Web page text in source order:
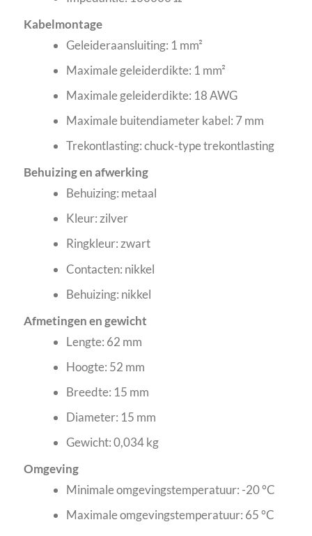
Kabelmontage
Geleideraansluiting: 1 mm²
Maximale geleiderdikte: 1 mm²
Maximale geleiderdikte: 18 AWG
Maximale buitendiameter kabel: 7 mm
Trekontlasting: chuck-type trekontlasting
Behuizing en afwerking
Behuizing: metaal
Kleur: zilver
Ringkleur: zwart
Contacten: nikkel
Behuizing: nikkel
Afmetingen en gewicht
Lengte: 62 mm
Hoogte: 52 mm
Breedte: 15 mm
Diameter: 15 mm
Gewicht: 0,034 kg
Omgeving
Minimale omgevingstemperatuur: -20 °C
Maximale omgevingstemperatuur: 65 °C